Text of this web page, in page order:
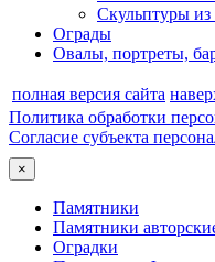
Скульптуры из
Ограды
Овалы, портреты,
полная версия сайта
Политика обработки
Согласие субъекта
×
Памятники
Памятники
Оградки